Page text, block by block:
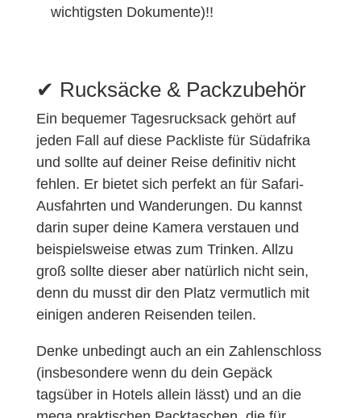
wichtigsten Dokumente)!!
✔︎ Rucksäcke & Packzubehör
Ein bequemer Tagesrucksack gehört auf
jeden Fall auf diese Packliste für Südafrika
und sollte auf deiner Reise definitiv nicht
fehlen. Er bietet sich perfekt an für Safari-
Ausfahrten und Wanderungen. Du kannst
darin super deine Kamera verstauen und
beispielsweise etwas zum Trinken. Allzu
groß sollte dieser aber natürlich nicht sein,
denn du musst dir den Platz vermutlich mit
einigen anderen Reisenden teilen.
Denke unbedingt auch an ein Zahlenschloss
(insbesondere wenn du dein Gepäck
tagsüber in Hotels allein lässt) und an die